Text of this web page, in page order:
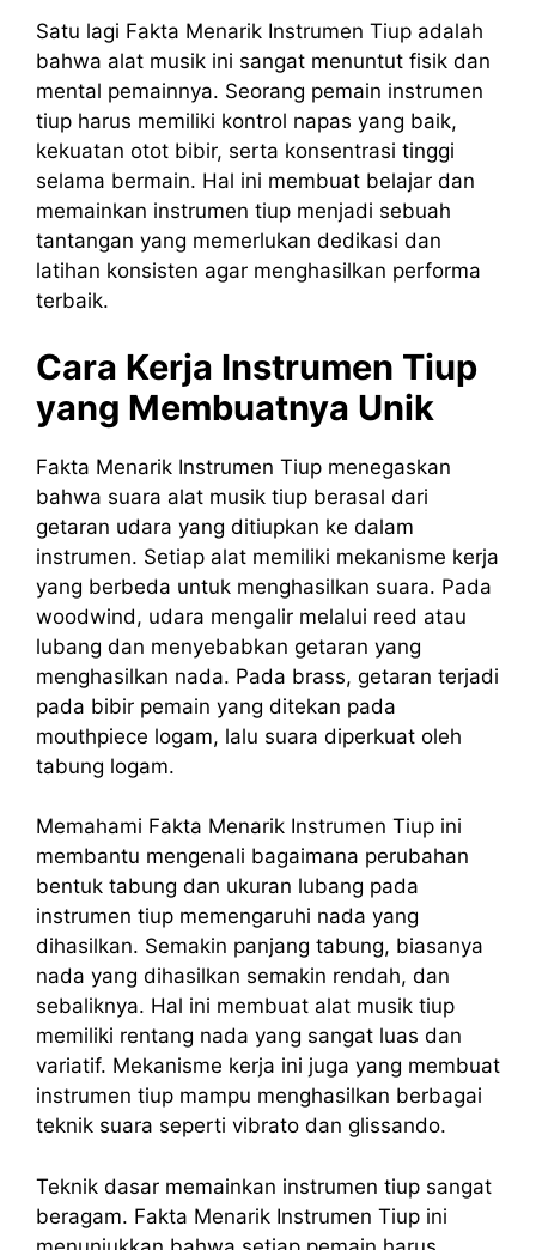
Satu lagi Fakta Menarik Instrumen Tiup adalah
bahwa alat musik ini sangat menuntut fisik dan
mental pemainnya. Seorang pemain instrumen
tiup harus memiliki kontrol napas yang baik,
kekuatan otot bibir, serta konsentrasi tinggi
selama bermain. Hal ini membuat belajar dan
memainkan instrumen tiup menjadi sebuah
tantangan yang memerlukan dedikasi dan
latihan konsisten agar menghasilkan performa
terbaik.
Cara Kerja Instrumen Tiup
yang Membuatnya Unik
Fakta Menarik Instrumen Tiup menegaskan
bahwa suara alat musik tiup berasal dari
getaran udara yang ditiupkan ke dalam
instrumen. Setiap alat memiliki mekanisme kerja
yang berbeda untuk menghasilkan suara. Pada
woodwind, udara mengalir melalui reed atau
lubang dan menyebabkan getaran yang
menghasilkan nada. Pada brass, getaran terjadi
pada bibir pemain yang ditekan pada
mouthpiece logam, lalu suara diperkuat oleh
tabung logam.
Memahami Fakta Menarik Instrumen Tiup ini
membantu mengenali bagaimana perubahan
bentuk tabung dan ukuran lubang pada
instrumen tiup memengaruhi nada yang
dihasilkan. Semakin panjang tabung, biasanya
nada yang dihasilkan semakin rendah, dan
sebaliknya. Hal ini membuat alat musik tiup
memiliki rentang nada yang sangat luas dan
variatif. Mekanisme kerja ini juga yang membuat
instrumen tiup mampu menghasilkan berbagai
teknik suara seperti vibrato dan glissando.
Teknik dasar memainkan instrumen tiup sangat
beragam. Fakta Menarik Instrumen Tiup ini